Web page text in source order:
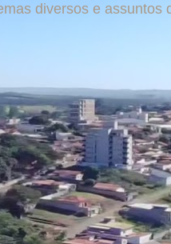
diversos e assuntos